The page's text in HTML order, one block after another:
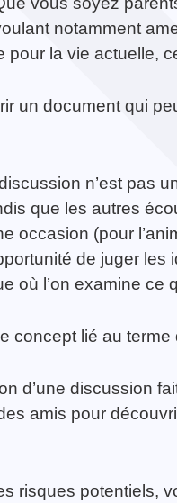
notamment
pour la vie actuelle,
un document qui
n’est pas
que les autres
occasion (pour
de juger les
où l’on examine ce
concept lié au
d’une discussion
amis pour
risques potentiels,